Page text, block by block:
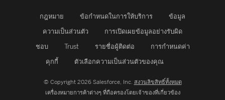
กฎหมาย ข้อกำหนดในการให้บริการ
ข้อมูล
ความเป็นส่วนตัว
การเปิดเผยข้อมูลอย่างรับผิด
ชอบ
Trust รายชื่อผู้ติดต่อ
การกำหนดค่า
คุกกี้
ตัวเลือกความเป็นส่วนตัวของคุณ
© Copyright 2026 Salesforce, Inc. สงวนลิขสิทธิ์ทั้งหมด
เครื่องหมายการค้าต่างๆ ที่ถือครองโดยเจ้าของที่เกี่ยวข้อง